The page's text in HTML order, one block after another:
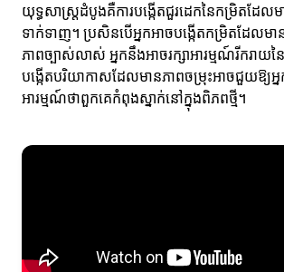
យុទ្ធសាស្ត្រដំបូងគឺការបង្កើតជួរដេកនៃកម្រិតដែល
ទាក់ទាញ។ ប្រសិនបើអ្នកអាចបង្កើតកម្រិតដែលមាន
ភាពច្បាស់លាស់ អ្នកនឹងអាចរក្សាអារម្មណ៍រីករាយន
បង្កើតបរិយាកាសដែលមានភាពចម្រុះអាចជួយឱ្យអ្
អារម្មណ៍ថាពួកគេកំពុងស្នាក់នៅក្នុងពិភពថ្មី។